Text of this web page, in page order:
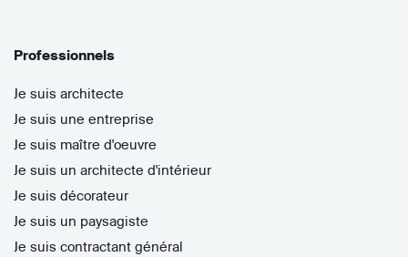
Professionnels
Je suis architecte
Je suis une entreprise
Je suis maître d'oeuvre
Je suis un architecte d'intérieur
Je suis décorateur
Je suis un paysagiste
Je suis contractant général